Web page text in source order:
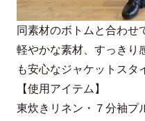
アーム幅
袖口幅
同素材のボトムと合わせ
軽やかな素材、すっきり
も安心なジャケットスタ
【使用アイテム】
東炊きリネン・７分袖プ